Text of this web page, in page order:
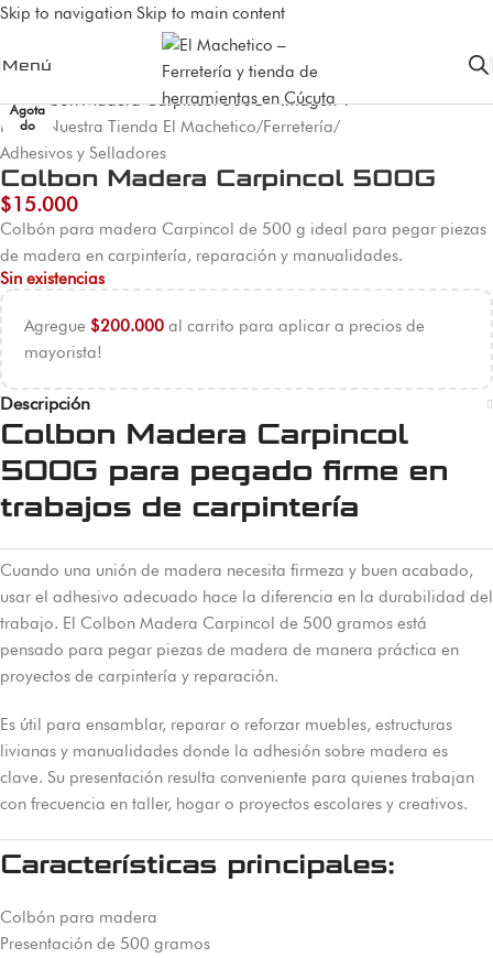
Skip to navigation Skip to main content
Menú
Agota
do
Inicio Nuestra Tienda El Machetico/Ferretería/
Adhesivos y Selladores
Colbon Madera Carpincol 500G
$15.000
Colbón para madera Carpincol de 500 g ideal para pegar piezas
de madera en carpintería, reparación y manualidades.
Sin existencias
Agregue $200.000 al carrito para aplicar a precios de
mayorista!
Descripción
Colbon Madera Carpincol
500G para pegado firme en
trabajos de carpintería
Cuando una unión de madera necesita firmeza y buen acabado,
usar el adhesivo adecuado hace la diferencia en la durabilidad del
trabajo. El Colbon Madera Carpincol de 500 gramos está
pensado para pegar piezas de madera de manera práctica en
proyectos de carpintería y reparación.
Es útil para ensamblar, reparar o reforzar muebles, estructuras
livianas y manualidades donde la adhesión sobre madera es
clave. Su presentación resulta conveniente para quienes trabajan
con frecuencia en taller, hogar o proyectos escolares y creativos.
Características principales:
Colbón para madera
Presentación de 500 gramos